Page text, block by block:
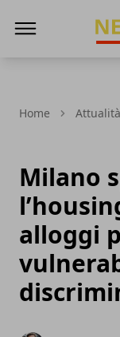
Home Attualità
Milano
alloggi